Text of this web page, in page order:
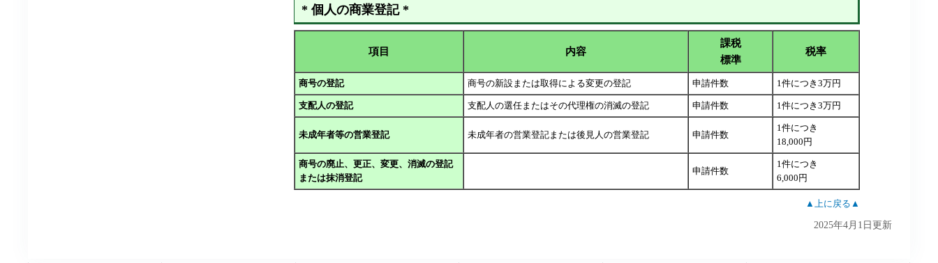
* 個人の商業登記 *
項目 内容
課税
標準
税率
商号の登記 商号の新設または取得による変更の登記 申請件数 1件につき3万円
支配人の登記 支配人の選任またはその代理権の消滅の登記 申請件数 1件につき3万円
未成年者等の営業登記 未成年者の営業登記または後見人の営業登記 申請件数
1件につき
18,000円
商号の廃止、更正、変更、消滅の登記
または抹消登記
申請件数
1件につき
6,000円
▲上に戻る▲
2025年4月1日更新